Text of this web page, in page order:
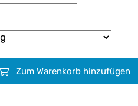
Zum Warenkorb hinzufügen